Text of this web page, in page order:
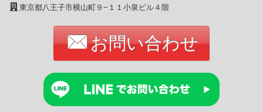
東京都八王子市横山町９−１１小泉ビル４階
お問い合わせ